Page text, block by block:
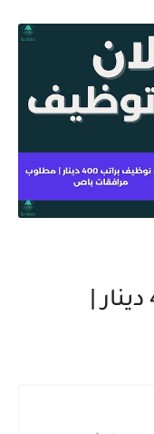
اعلان توظيف براتب 400 دينار |